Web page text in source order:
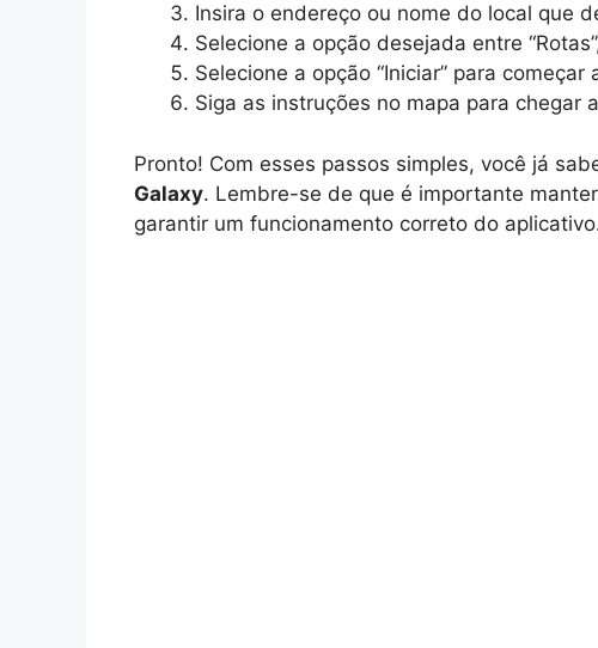
Insira o endereço ou nome do local que
Selecione a opção desejada entre
Selecione a opção “Iniciar” para começar
Siga as instruções no mapa para chegar
Pronto! Com esses passos simples, você já
Galaxy. Lembre-se de que é importante
garantir um funcionamento correto do